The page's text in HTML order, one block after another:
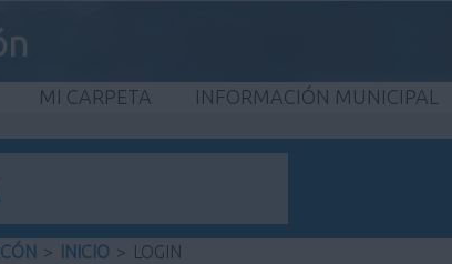
MI CARPETA INFORMACIÓN MUNICIPAL
> INICIO > LOGIN